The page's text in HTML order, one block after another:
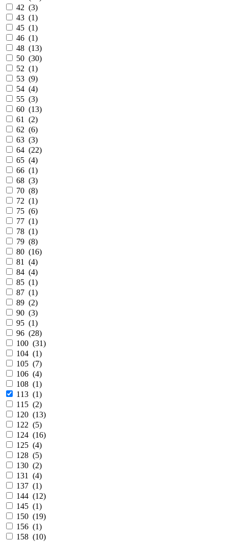
42 (3)
43 (1)
45 (1)
46 (1)
48 (13)
50 (30)
52 (1)
53 (9)
54 (4)
55 (3)
60 (13)
61 (2)
62 (6)
63 (3)
64 (22)
65 (4)
66 (1)
68 (3)
70 (8)
72 (1)
75 (6)
77 (1)
78 (1)
79 (8)
80 (16)
81 (4)
84 (4)
85 (1)
87 (1)
89 (2)
90 (3)
95 (1)
96 (28)
100 (31)
104 (1)
105 (7)
106 (4)
108 (1)
113 (1)
115 (2)
120 (13)
122 (5)
124 (16)
125 (4)
128 (5)
130 (2)
131 (4)
137 (1)
144 (12)
145 (1)
150 (19)
156 (1)
158 (10)